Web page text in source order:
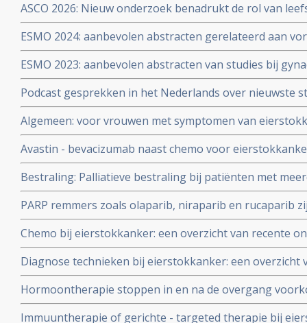
ASCO 2026: Nieuw onderzoek benadrukt de rol van
behandelstrategieën in de kankerzorg.
ESMO 2024: aanbevolen abstracten gerelateerd aan
vormen van kanker zoals eierstokkanker,
baarmoederkanker, vulvakanker en
en oncologen wereldwijd copy 1
ESMO 2023: aanbevolen abstracten van studies bij
eierstokkanker, baarmoederkanker,
vulvakanker
Podcast gesprekken in het Nederlands over nieuwste
gepresenteerd op ASCO 2020
Algemeen: voor vrouwen met symptomen van
geen verschil in kansen op overleving en levensduur
snel start of later.
Avastin - bevacizumab naast chemo voor
therapeutisch effect en overall overleving na 8 jaar is
- bevacizumab
Bestraling: Palliatieve bestraling bij patiënten met
eierstokkanker en veel pijn en bloedingen is significant
PARP remmers zoals olaparib, niraparib en rucaparib
zonder BRCA mutaties, een overzicht
Chemo bij eierstokkanker: een overzicht van recente
studie abstracten en artikelen.
Diagnose technieken bij eierstokkanker: een
methoden en nieuwste ontwikkelingen
Hormoontherapie stoppen in en na de overgang
borstkanker (11 procent) en eierstokkanker (20
uitgevoerde studie.
Immuuntherapie of gerichte - targeted therapie bij